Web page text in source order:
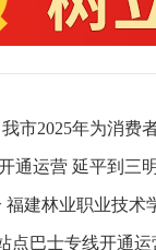
市2025年为消费
通运营 延平到三
建林业职业技术
点巴士专线开通运